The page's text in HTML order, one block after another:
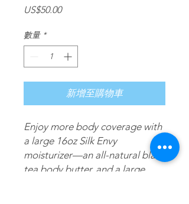
US$50.00價
數量 *
新增至購物車
Enjoy more body coverage with
a large 16oz Silk Envy
moisturizer—an all-natural black
tea body butter, and a large